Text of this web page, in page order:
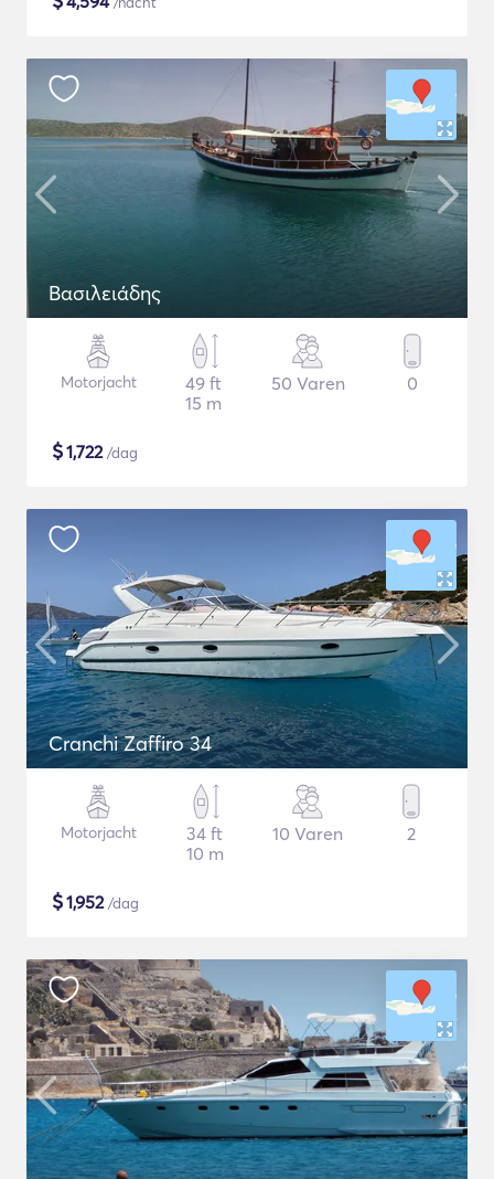
Βασιλειάδης
Motorjacht
49 ft
15 m
50 Varen 0
$1,722/dag
Cranchi Zaffiro 34
Motorjacht
34 ft
10 m
10 Varen 2
$1,952/dag